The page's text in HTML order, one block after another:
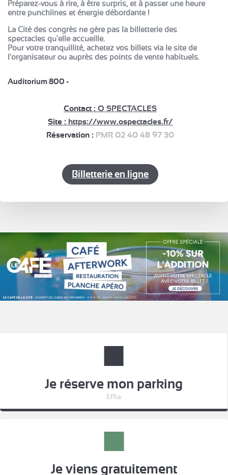
Préparez-vous à rire, à être surpris, et à passer une heure
entre punchlines et énergie débordante !
La Cité des congrès ne gère pas la billetterie des
spectacles qu'elle accueille.
Pour votre tranquillité, achetez vos billets via le site de
l'organisateur ou auprès des points de vente habituels.
Auditorium 800 -
Contact : O SPECTACLES
Site : https://www.ospectacles.fr/
Réservation : PMR 02 40 48 97 30
Billetterie en ligne
Je réserve mon parking
Effia
Je viens gratuitement